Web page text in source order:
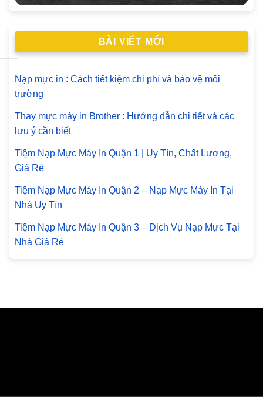
BÀI VIẾT MỚI
Nạp mực in : Cách tiết kiệm chi phí và bảo vệ môi
trường
Thay mực máy in Brother : Hướng dẫn chi tiết và các
lưu ý cần biết
Tiệm Nạp Mực Máy In Quận 1 | Uy Tín, Chất Lượng,
Giá Rẻ
Tiệm Nạp Mực Máy In Quận 2 – Nạp Mực Máy In Tại
Nhà Uy Tín
Tiệm Nạp Mực Máy In Quận 3 – Dịch Vụ Nạp Mực Tại
Nhà Giá Rẻ